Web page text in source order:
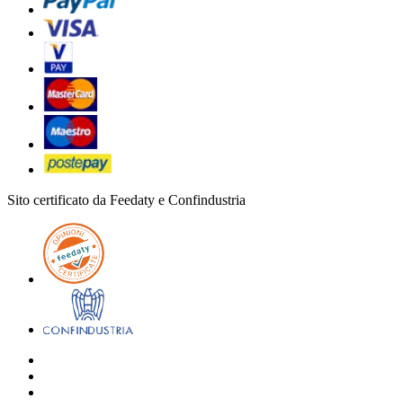
Sito certificato da Feedaty e Confindustria